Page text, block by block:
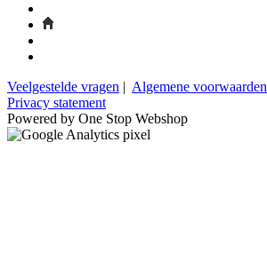
Veelgestelde vragen | Algemene voorwaarden
Privacy statement
Powered by One Stop Webshop